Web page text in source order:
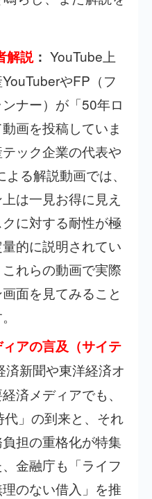
解説： YouTube上
やFP（フ
ナー）が「50年ロ
画を投稿していま
ック企業の代表や
る解説動画では、
は一見お得に見え
に対する耐性が極
的に説明されてい
れらの動画で実際
面を見てみること
アの言及（サイテ
済新聞や東洋経済オ
済メディアでも、
代」の到来と、それ
担の重格化が特集
金融庁も「ライフ
のない借入」を推